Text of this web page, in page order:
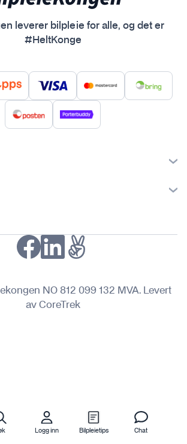
Logg inn Bilpleietips Chat
leverer bilpleie for alle, og det er
#HeltKonge
NO 812 099 132 MVA. Levert
av CoreTrek